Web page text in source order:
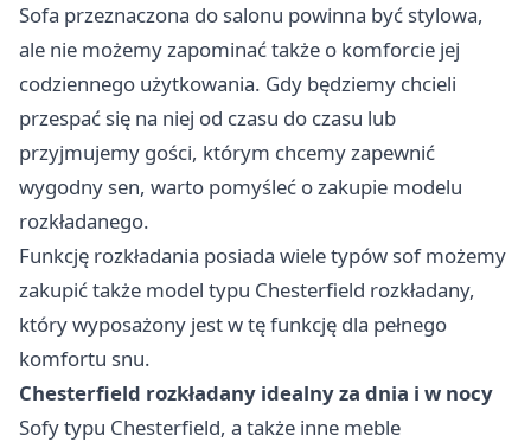
Sofa przeznaczona do salonu powinna być stylowa,
ale nie możemy zapominać także o komforcie jej
codziennego użytkowania. Gdy będziemy chcieli
przespać się na niej od czasu do czasu lub
przyjmujemy gości, którym chcemy zapewnić
wygodny sen, warto pomyśleć o zakupie modelu
rozkładanego.
Funkcję rozkładania posiada wiele typów sof możemy
zakupić także model typu Chesterfield rozkładany,
który wyposażony jest w tę funkcję dla pełnego
komfortu snu.
Chesterfield rozkładany idealny za dnia i w nocy
Sofy typu Chesterfield, a także inne meble